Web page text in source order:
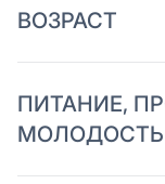
ВОЗРАСТ
ПИТАНИЕ,
МОЛОДОСТЬ